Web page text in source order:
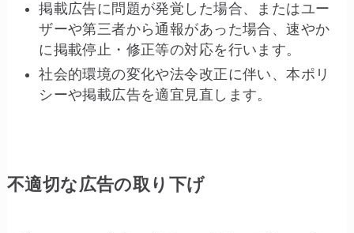
掲載広告に問題が発覚した場合、またはユー
ザーや第三者から通報があった場合、速やか
に掲載停止・修正等の対応を行います。
社会的環境の変化や法令改正に伴い、本ポリ
シーや掲載広告を適宜見直します。
不適切な広告の取り下げ